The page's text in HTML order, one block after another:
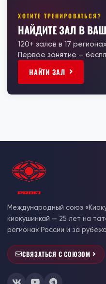
ХОТИТЕ ТРЕНИРОВАТЬСЯ?
НАЙДИТЕ ЗАЛ В
120+ залов в 17
Первое занятие —
НАЙТИ ЗАЛ
Международный союз
киокушинкай — 25 лет на
регионах России и за
СВЯЗАТЬСЯ С СОЮЗОМ